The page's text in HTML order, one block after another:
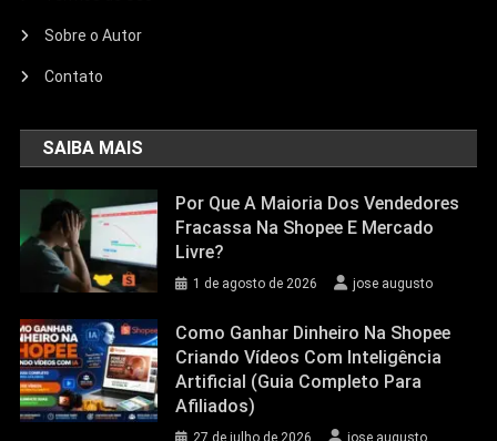
Sobre o Autor
Contato
SAIBA MAIS
Por Que A Maioria Dos Vendedores
Fracassa Na Shopee E Mercado
Livre?
1 de agosto de 2026 jose augusto
Como Ganhar Dinheiro Na Shopee
Criando Vídeos Com Inteligência
Artificial (Guia Completo Para
Afiliados)
27 de julho de 2026 jose augusto